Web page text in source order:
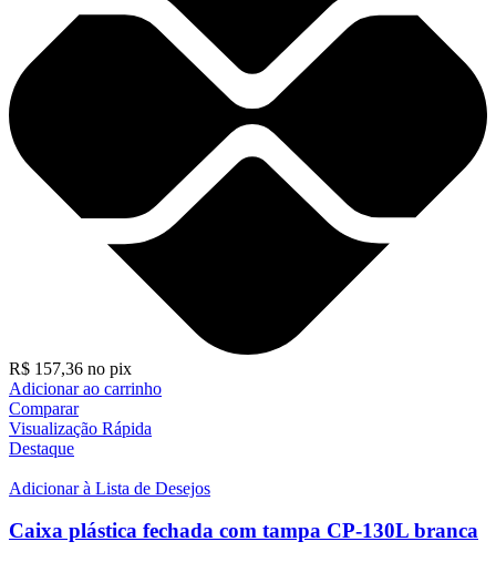
R$ 157,36 no pix
Adicionar ao carrinho
Comparar
Visualização Rápida
Destaque
Adicionar à Lista de Desejos
Caixa plástica fechada com tampa CP-130L branca